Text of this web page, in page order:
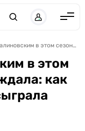
Дженоа с Малиновским в этом сезоне еще не побеждала: как команда украинца сыграла против Кремонезе
в этом
как